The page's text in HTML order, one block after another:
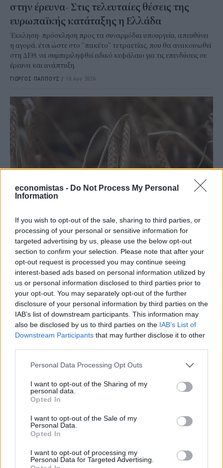
economistas - Do Not Process My Personal
Information
If you wish to opt-out of the sale, sharing to third parties, or
processing of your personal or sensitive information for
targeted advertising by us, please use the below opt-out
section to confirm your selection. Please note that after your
opt-out request is processed you may continue seeing
interest-based ads based on personal information utilized by
us or personal information disclosed to third parties prior to
your opt-out. You may separately opt-out of the further
disclosure of your personal information by third parties on the
IAB’s list of downstream participants. This information may
also be disclosed by us to third parties on the IAB’s List of
Downstream Participants that may further disclose it to other
Personal Data Processing Opt Outs
I want to opt-out of the Sharing of my
personal data.
Opted In
I want to opt-out of the Sale of my
Personal Data.
Opted In
I want to opt-out of processing my
Personal Data for Targeted Advertising.
στην έρευνα- Στις τελευταίες θέσεις της
ευρωπαϊκής κατάταξης η Ελλάδα
Έκκληση- πρόσκληση προς τα συναρμόδια υπουργεία, απευθύνει
η αγορά, έτσι ώστε στο “πακέτο” τετραετίας, που θα ανακοινωθεί
στη ΔΕΘ, να συμπεριληφθεί ειδικό κεφάλαιο για τις επενδύσεις σε
έρευνα και ανάπτυξη.
ΓΙΩΡΓΟΣ ΠΑΠΠΟΥΣ / 10 Αυγ 2026
ΟΙΚΟΝΟΜΙΑ
Ηχηρό καμπανάκι κινδύνου από τις διεθνείς
τιμές των τροφίμων
Με φόντο τις διεργασίες για τη διαμόρφωση ενός φτηνότερου
"πακέτου" τροφίμων και άλλων ειδών ευρείας κατανάλωσης στο
εσωτερικό της χώρας, τα στοιχεία από τις διεθνείς αγορές
σκορπίζουν προβληματισμό.
ΓΙΩΡΓΟΣ ΠΑΠΠΟΥΣ/07 Αυγ 2026
Το κάπνισμα βλάπτει σοβαρά και τα